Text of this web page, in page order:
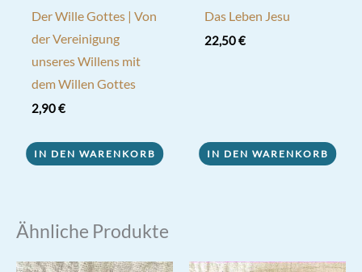
Der Wille Gottes | Von
der Vereinigung
unseres Willens mit
dem Willen Gottes
2,90€
IN DEN WARENKORB
Das Leben Jesu
22,50€
IN DEN WARENKORB
Ähnliche Produkte